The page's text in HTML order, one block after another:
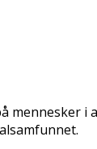
mennesker